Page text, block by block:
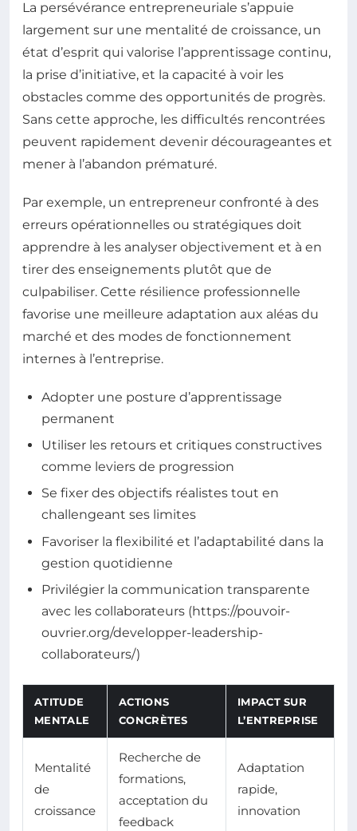
La persévérance entrepreneuriale s’appuie
largement sur une mentalité de croissance, un
état d’esprit qui valorise l’apprentissage continu,
la prise d’initiative, et la capacité à voir les
obstacles comme des opportunités de progrès.
Sans cette approche, les difficultés rencontrées
peuvent rapidement devenir décourageantes et
mener à l’abandon prématuré.
Par exemple, un entrepreneur confronté à des
erreurs opérationnelles ou stratégiques doit
apprendre à les analyser objectivement et à en
tirer des enseignements plutôt que de
culpabiliser. Cette résilience professionnelle
favorise une meilleure adaptation aux aléas du
marché et des modes de fonctionnement
internes à l’entreprise.
Adopter une posture d’apprentissage
permanent
Utiliser les retours et critiques constructives
comme leviers de progression
Se fixer des objectifs réalistes tout en
challengeant ses limites
Favoriser la flexibilité et l’adaptabilité dans la
gestion quotidienne
Privilégier la communication transparente
avec les collaborateurs (https://pouvoir-
ouvrier.org/developper-leadership-
collaborateurs/)
ATITUDE
MENTALE
ACTIONS
CONCRÈTES
IMPACT SUR
L’ENTREPRISE
Mentalité
de
croissance
Recherche de
formations,
acceptation du
feedback
Adaptation
rapide,
innovation